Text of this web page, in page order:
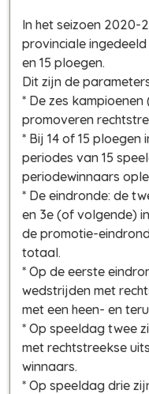
In het seizoen 2020-
provinciale ingedeeld
en 15 ploegen.
Dit zijn de
* De zes
promoveren
* Bij 14 of 15 ploegen
periodes van 15
periodewinnaars
* De eindronde: de
en 3e (of volgende)
de promotie-
totaal.
* Op de eerste
wedstrijden met
met een heen- en
* Op speeldag twee
met rechtstreekse
winnaars.
* Op speeldag drie